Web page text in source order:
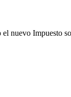
nuevo Impuesto